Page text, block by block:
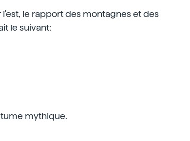
le rapport des montagnes et des
le suivant:
mythique.